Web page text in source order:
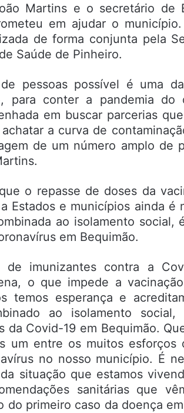
Martins e o secretário de
em ajudar o
de forma conjunta pela
Saúde de Pinheiro.
pessoas possível é uma
para conter a pandemia do
em buscar parcerias
a curva de
de um número amplo de
o repasse de doses da
Estados e municípios ainda é
ao isolamento social,
em Bequimão.
de imunizantes contra a
o que impede a
temos esperança e
ao isolamento
Covid-19 em Bequimão.
um entre os muitos esforços
no nosso município. É
situação que estamos
sanitárias que
primeiro caso da doença